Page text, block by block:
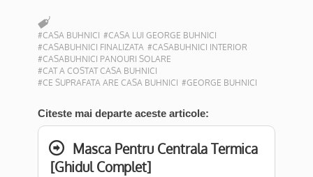
#CASA BUHNICI #CASA LUI GEORGE BUHNICI
#CASABUHNICI FINALIZATA #CASABUHNICI INTERIOR
#CASABUHNICI PANOURI SOLARE
#CAT A COSTAT CASA BUHNICI
#CE SUPRAFATA ARE CASA BUHNICI #GEORGE BUHNICI
Citeste mai departe aceste articole:
Masca Pentru Centrala Termica
[Ghidul Complet]